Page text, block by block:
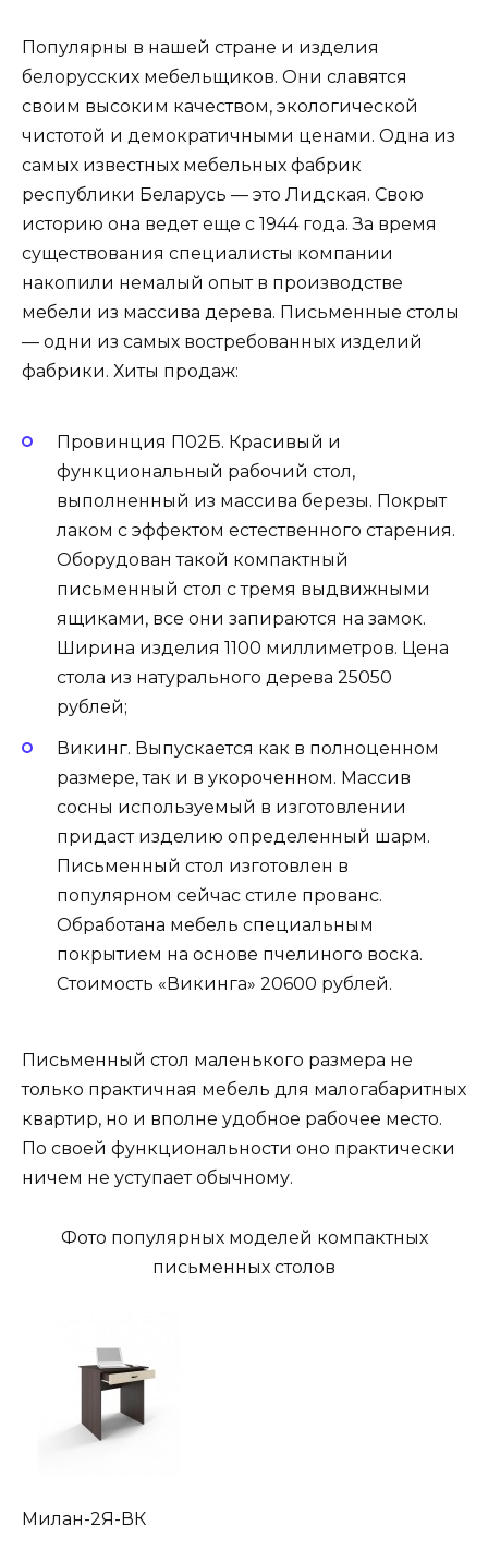
Популярны в нашей стране и изделия
белорусских мебельщиков. Они славятся
своим высоким качеством, экологической
чистотой и демократичными ценами. Одна из
самых известных мебельных фабрик
республики Беларусь — это Лидская. Свою
историю она ведет еще с 1944 года. За время
существования специалисты компании
накопили немалый опыт в производстве
мебели из массива дерева. Письменные столы
— одни из самых востребованных изделий
фабрики. Хиты продаж:
Провинция П02Б. Красивый и
функциональный рабочий стол,
выполненный из массива березы. Покрыт
лаком с эффектом естественного старения.
Оборудован такой компактный
письменный стол с тремя выдвижными
ящиками, все они запираются на замок.
Ширина изделия 1100 миллиметров. Цена
стола из натурального дерева 25050
рублей;
Викинг. Выпускается как в полноценном
размере, так и в укороченном. Массив
сосны используемый в изготовлении
придаст изделию определенный шарм.
Письменный стол изготовлен в
популярном сейчас стиле прованс.
Обработана мебель специальным
покрытием на основе пчелиного воска.
Стоимость «Викинга» 20600 рублей.
Письменный стол маленького размера не
только практичная мебель для малогабаритных
квартир, но и вполне удобное рабочее место.
По своей функциональности оно практически
ничем не уступает обычному.
Фото популярных моделей компактных
письменных столов
Милан-2Я-ВК